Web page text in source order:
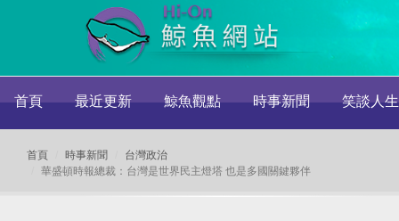
首頁 最近更新 鯨魚觀點 時事新聞 笑談人生
首頁 時事新聞
台灣政治
華盛頓時報總裁：台灣是世界民主燈塔 也是多國關鍵夥伴